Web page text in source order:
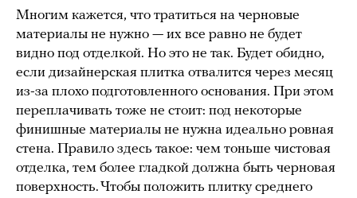
Многим кажется, что тратиться на черновые
материалы не нужно — их все равно не будет
видно под отделкой. Но это не так. Будет обидно,
если дизайнерская плитка отвалится через месяц
из-за плохо подготовленного основания. При этом
переплачивать тоже не стоит: под некоторые
финишные материалы не нужна идеально ровная
стена. Правило здесь такое: чем тоньше чистовая
отделка, тем более гладкой должна быть черновая
поверхность. Чтобы положить плитку среднего